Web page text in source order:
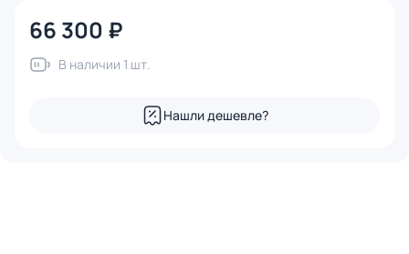
66 300 ₽
В наличии 1 шт.
Нашли дешевле?